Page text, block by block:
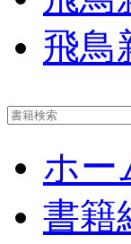
飛鳥
ホー
書籍